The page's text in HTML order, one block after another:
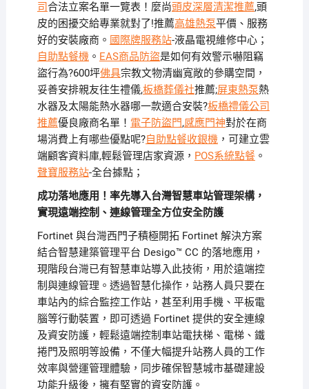
司合法立案名單一覽表！麼尚頭皮深層清潔推薦,頭
皮的困擾交給專業就對了!推薦高雄熱泵平價、服務
好的安裝廠商。 國際牌服務站-液晶電視維修中心；
自助點餐機。 EAS商品防盜是如何有效警示嚇阻竊
盜行為?600坪佛具宗教文物清幽寬敞的參購空間，
妥善安排親友往生禮儀,板橋葬儀社推薦;屏東熱泵熱
水器及太陽能熱水器哪一款適合安裝?板橋禮儀公司
推薦優良廠商名單！ 電子防盜門,感應門神對於在商
場消費上有哪些優點呢?自助點餐收銀機，可建立雲
端顧客資料庫,輕鬆管理店家資源， POS系統點餐。
聲寶服務站-全台據點；
成功落地應用！率先導入台灣智慧車站管理架構，
實現遠端控制、連線管理全方位安全防護
Fortinet 與台灣西門子積極開拓Fortinet 解決方案
結合智慧建築管理平台 Desigo™ CC 的落地應用，
現階段台灣已有智慧車站導入此技術，用於遠端控
制與連線管理。透過智慧化操作，站務人員只要在
車站內的綜合監控工作站，甚至利用手機、平板電
腦等行動裝置，即可透過 Fortinet 提供的安全連線
及資安防護，輕鬆遠端控制車站電扶梯、電梯、鐵
捲門及照明等設備，不僅大幅提升站務人員的工作
效率與營運管理體驗，同步確保智慧城市基礎建設
功能升級後，擁有堅實的資安防護。